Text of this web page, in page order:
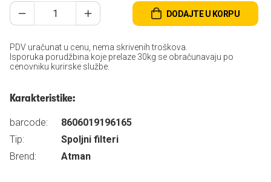
DODAJTE U KORPU
PDV uračunat u cenu, nema skrivenih troškova.
Isporuka porudžbina koje prelaze 30kg se obračunavaju po
cenovniku kurirske službe.
Karakteristike:
barcode:
8606019196165
Tip:
Spoljni filteri
Brend:
Atman